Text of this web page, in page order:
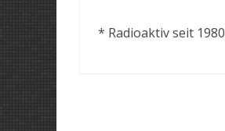
* Radioaktiv seit 1980